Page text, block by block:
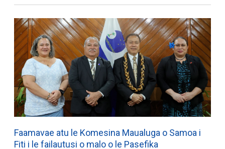
Faamavae atu le Komesina Maualuga o Samoa i
Fiti i le failautusi o malo o le Pasefika